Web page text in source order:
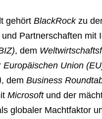
gehört BlackRockzu
Partnerschaften mit
, dem
Europäischen Union
, dem Business
Microsoftund der
globaler Machtfaktor